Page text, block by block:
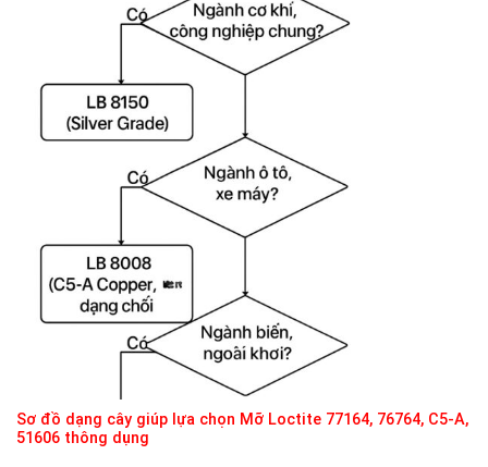
Sơ đồ dạng cây giúp lựa chọn Mỡ Loctite 77164, 76764, C5-A,
51606 thông dụng